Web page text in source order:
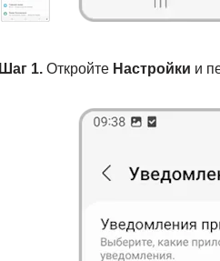
Шаг 1.Откройте Настройки и